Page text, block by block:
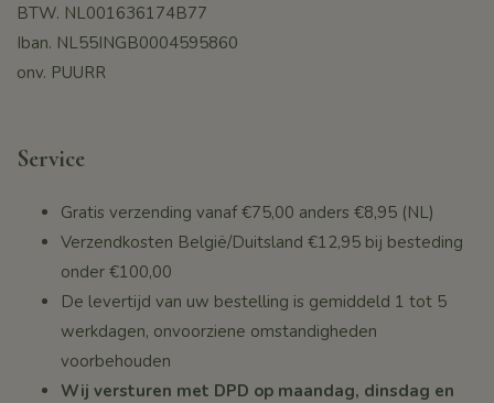
BTW. NL001636174B77
Iban. NL55INGB0004595860
onv. PUURR
Service
Gratis verzending vanaf €75,00 anders €8,95 (NL)
Verzendkosten België/Duitsland €12,95 bij besteding
onder €100,00
De levertijd van uw bestelling is gemiddeld 1 tot 5
werkdagen, onvoorziene omstandigheden
voorbehouden
Wij versturen met DPD op maandag, dinsdag en